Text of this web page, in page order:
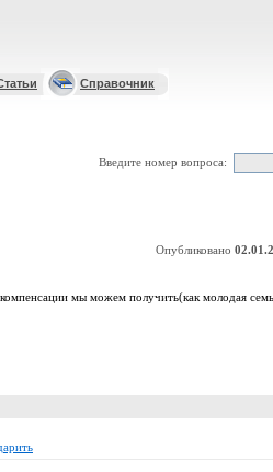
Справочник
Введите номер вопроса:
Опубликовано
мы можем получить(как молодая